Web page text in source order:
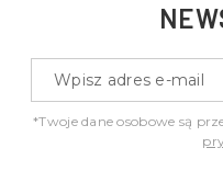
*Twoje dane osobowe są